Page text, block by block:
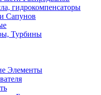
гидрокомпенсаторы
Сапунов
Турбины
Элементы